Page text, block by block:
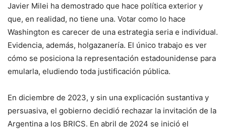
Javier Milei ha demostrado que hace política exterior y
que, en realidad, no tiene una. Votar como lo hace
Washington es carecer de una estrategia seria e individual.
Evidencia, además, holgazanería. El único trabajo es ver
cómo se posiciona la representación estadounidense para
emularla, eludiendo toda justificación pública.
En diciembre de 2023, y sin una explicación sustantiva y
persuasiva, el gobierno decidió rechazar la invitación de la
Argentina a los BRICS. En abril de 2024 se inició el